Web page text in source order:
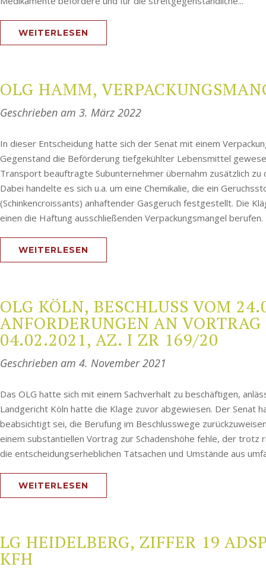
WEITERLESEN
OLG HAMM,
Geschrieben am 3. März 2022
In dieser Entscheidung hatte sich der Senat mit einem
Gegenstand die Beförderung tiefgekühlter Lebensmittel
Transport beauftragte Subunternehmer übernahm zusätzlich
Dabei handelte es sich u.a. um eine Chemikalie, die ein
(Schinkencroissants) anhaftender Gasgeruch festgestellt. Die
einen die Haftung ausschließenden Verpackungsmangel
WEITERLESEN
OLG KÖLN, BESCHLUSS VOM
ANFORDERUNGEN AN
04.02.2021, AZ. I ZR 169/20
Geschrieben am 4. November 2021
Das OLG hatte sich mit einem Sachverhalt zu beschäftigen,
Landgericht Köln hatte die Klage zuvor abgewiesen. Der Senat
beabsichtigt sei, die Berufung im Beschlusswege
einem substantiellen Vortrag zur Schadenshöhe fehle, der
die entscheidungserheblichen Tatsachen und Umstände aus
WEITERLESEN
LG HEIDELBERG, ZIFFER 19
KFH